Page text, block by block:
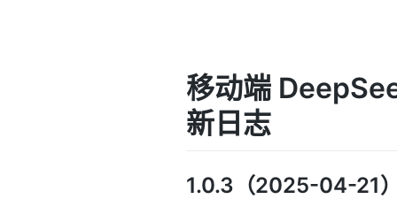
移动端
新日志
1.0.3（2025-04-21